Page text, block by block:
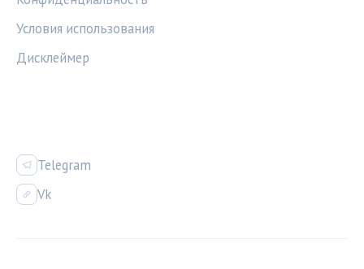
Условия использования
Дисклеймер
Telegram
Vk